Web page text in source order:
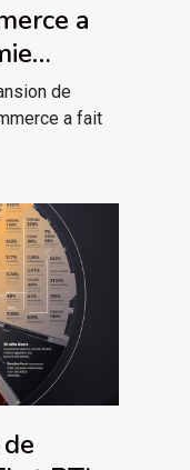
a
de
a fait